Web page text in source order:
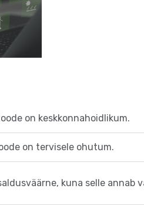
on keskkonnahoidlikum.
on tervisele ohutum.
kuna selle